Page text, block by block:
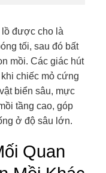
được cho là
tối, sau đó bất
mồi. Các giác hút
chiếc mỏ cứng
biển sâu, mực
tầng cao, góp
ở độ sâu lớn.
Quan